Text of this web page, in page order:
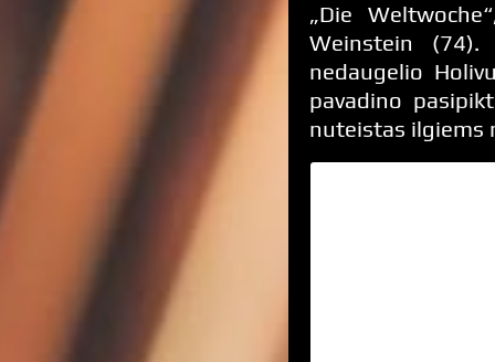
„Die
Weinstein
nedaugelio
pavadino
nuteistas ilgiems